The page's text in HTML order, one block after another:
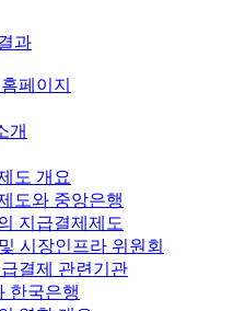
과
페이지
개
도 개요
도와 중앙은행
지급결제제도
시장인프라 위원회
결제 관련기관
한국은행